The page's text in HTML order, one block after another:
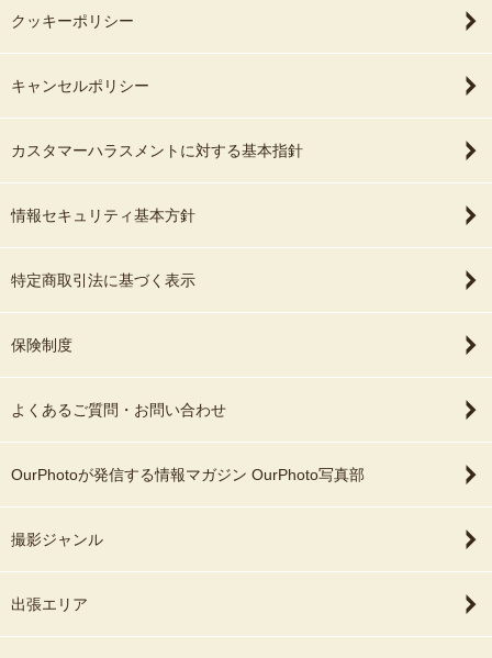
クッキーポリシー
キャンセルポリシー
カスタマーハラスメントに対する基本指針
情報セキュリティ基本方針
特定商取引法に基づく表示
保険制度
よくあるご質問・お問い合わせ
OurPhotoが発信する情報マガジン OurPhoto写真部
撮影ジャンル
出張エリア